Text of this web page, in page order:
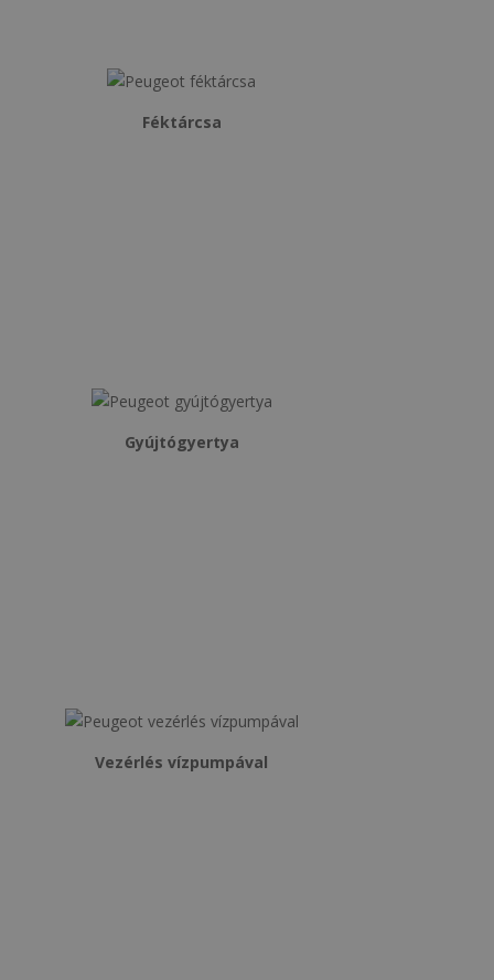
Féktárcsa
Gyújtógyertya
Vezérlés vízpumpával